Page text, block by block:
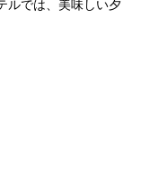
ルでは、美味しい夕